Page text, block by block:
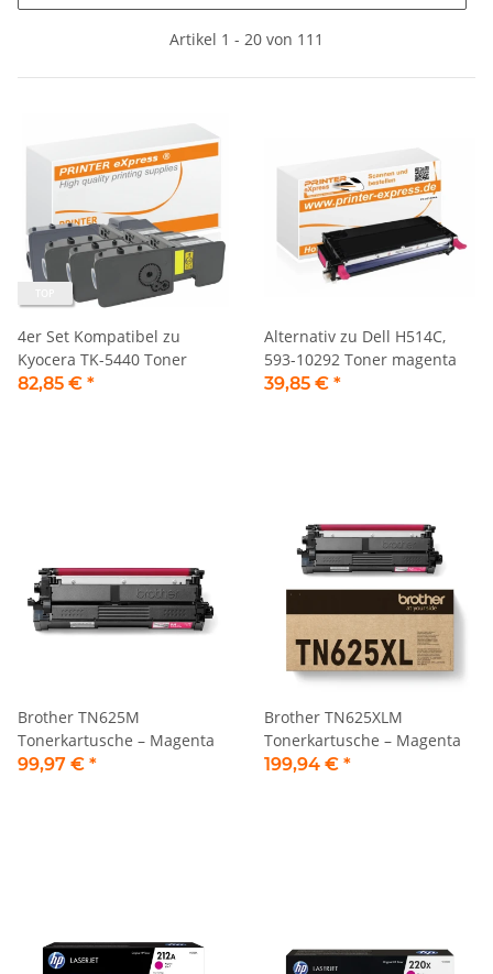
Artikel 1 - 20 von 111
4er Set Kompatibel zu
Kyocera TK-5440 Toner
82,85 € *
Alternativ zu Dell H514C,
593-10292 Toner magenta
39,85 € *
Brother TN625M
Tonerkartusche – Magenta
99,97 € *
Brother TN625XLM
Tonerkartusche – Magenta
199,94 € *